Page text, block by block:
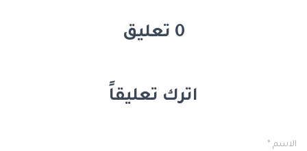
0 تعليق
اترك تعليقاً
الاسم *